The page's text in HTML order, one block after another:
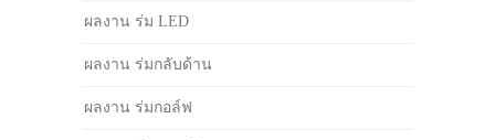
ผลงาน ร่ม LED
ผลงาน ร่มกลับด้าน
ผลงาน ร่มกอล์ฟ